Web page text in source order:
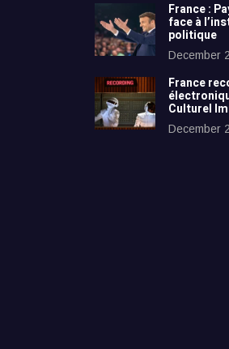
France :
face à
politique
December
France
Culturel
December